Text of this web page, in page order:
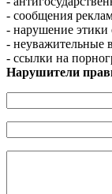
- сообщения
- нарушение этики
- неуважительные
- ссылки на
Нарушители